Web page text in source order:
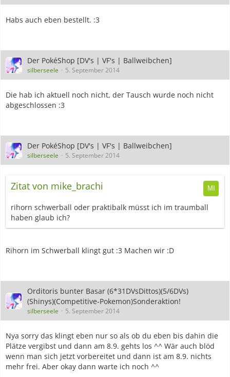
Habs auch eben bestellt. :3
Der PokéShop [DV's | VF's | Ballweibchen]
silberseele 5. September 2014
Die hab ich aktuell noch nicht, der Tausch wurde noch nicht
abgeschlossen :3
Der PokéShop [DV's | VF's | Ballweibchen]
silberseele 5. September 2014
Zitat von mike_brachi
rihorn schwerball oder praktibalk müsst ich im traumball
haben glaub ich?
Rihorn im Schwerball klingt gut :3 Machen wir :D
Orditoris bunter Basar (6*31DVsDittos)(5/6DVs)
(Shinys)(Competitive-Pokemon)Sonderaktion!
silberseele 5. September 2014
Nya sorry das klingt eben nur so als ob du eben bis dahin die
Plätze vergibst und dann am 8.9. gehts los ^^ Wär auch blöd
wenn man sich jetzt vorbereitet und dann ist am 8.9. nichts
mehr frei. Aber okay dann warte ich noch ^^